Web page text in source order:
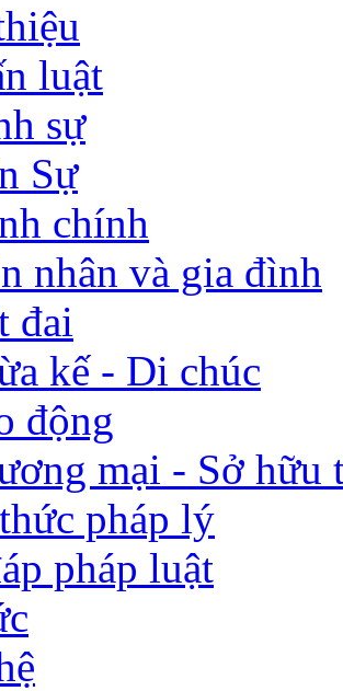
luật
sự
Sự
chính
nhân và gia đình
đai
kế - Di chúc
động
mại - Sở hữu
pháp lý
pháp luật